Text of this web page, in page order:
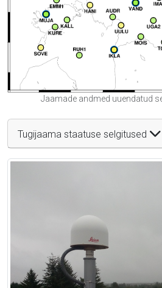
Jaamade andmed uuendatud
Tugijaama staatuse selgitused